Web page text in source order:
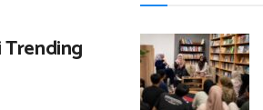
Trending